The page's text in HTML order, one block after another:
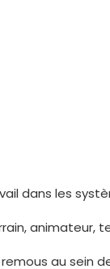
dans les
animateur,
au sein